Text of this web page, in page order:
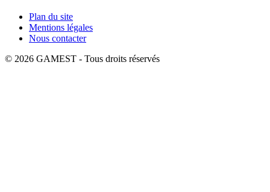
Plan du site
Mentions légales
Nous contacter
© 2026 GAMEST - Tous droits réservés